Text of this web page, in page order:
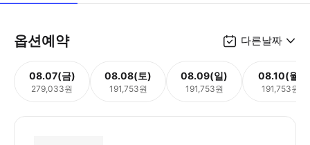
옵션예약 다른날짜
08.07(금)
279,033원
08.08(토)
191,753원
08.09(일)
191,753원
08.10(월)
191,753원